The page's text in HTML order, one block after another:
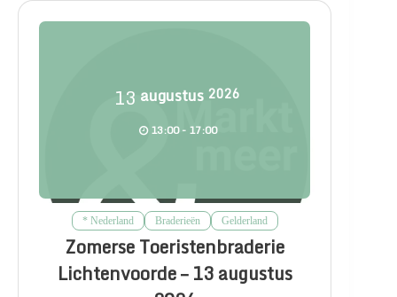
13 augustus 2026
13:00 - 17:00
* Nederland Braderieën Gelderland
Zomerse Toeristenbraderie
Lichtenvoorde – 13 augustus